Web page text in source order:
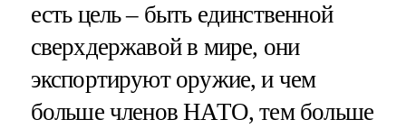
есть цель – быть единственной
сверхдержавой в мире, они
экспортируют оружие, и чем
больше членов НАТО, тем больше